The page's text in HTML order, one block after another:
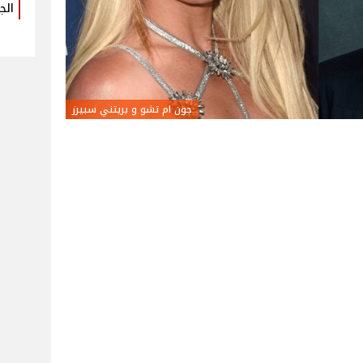
جون ام تشو و بريتني سبيرز